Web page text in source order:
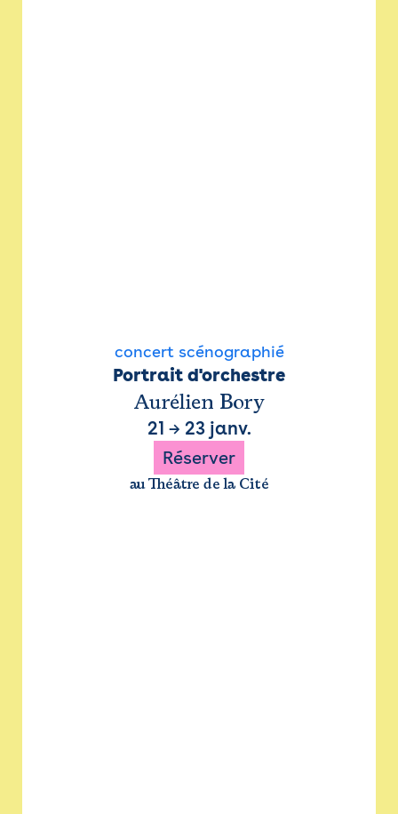
concert scénographié
Portrait d'orchestre
Aurélien Bory
21 → 23 janv.
Réserver
au Théâtre de la Cité